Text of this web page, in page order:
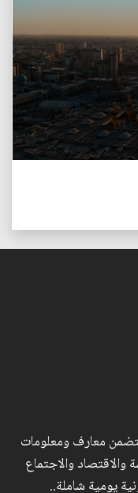
معارف ومعلومات
والاقتصاد والاجتماع
يومية شاملة..